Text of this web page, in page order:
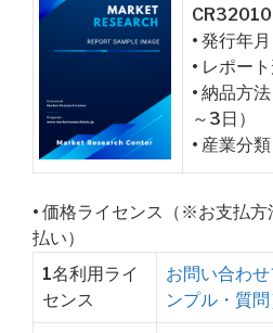
CR32010
• 発行年
• レポー
• 納品方
～3日）
• 産業分
• 価格ライセンス（※お支払
払い）
1名利用ライ
センス
お問い合わ
ンプル・質問